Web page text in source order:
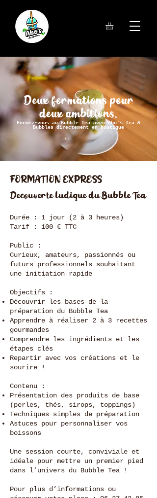
Deux formations pour
deux ambitions.
Formez-vous au Bubble Tea avec Abo’s Tea &
Bubbles directement en boutique
FORMATION EXPRESS
Découverte ludique du Bubble Tea
Durée : 1 jour (2 à 3 heures)
Tarif : 100 € TTC
Public :
Curieux, amateurs, passionnés ou
futurs professionnels souhaitant
une initiation rapide
Objectifs :
Découvrir les bases de la
préparation du Bubble Tea
Apprendre à réaliser 2 à 3 recettes
gourmandes
Comprendre les ingrédients et les
étapes clés
Repartir avec vos créations et le
sourire !
Contenu :
Présentation des produits de base
(perles, thés, sirops, toppings)
Techniques simples de préparation
Astuces pour personnaliser vos
boissons
Une session courte, conviviale et
idéale pour mettre un premier pied
dans l’univers du Bubble Tea !
Pour plus d’informations ou